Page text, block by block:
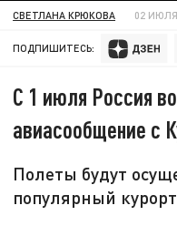
СВЕТЛАНА КРЮКОВА 02 ИЮЛЯ
ПОДПИШИТЕСЬ:
С 1 июля Россия
авиасообщение с
Полеты будут
популярный